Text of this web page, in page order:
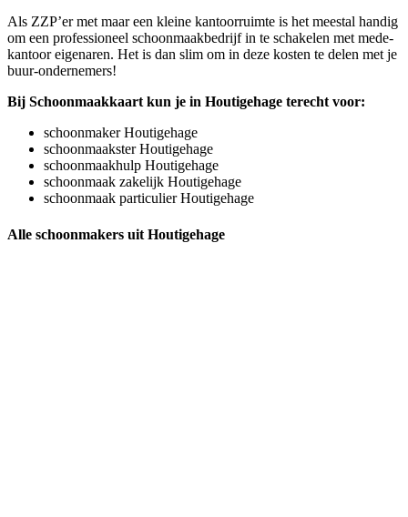
Als ZZP’er met maar een kleine kantoorruimte is het meestal handig
om een professioneel schoonmaakbedrijf in te schakelen met mede-
kantoor eigenaren. Het is dan slim om in deze kosten te delen met je
buur-ondernemers!
Bij Schoonmaakkaart kun je in Houtigehage terecht voor:
schoonmaker Houtigehage
schoonmaakster Houtigehage
schoonmaakhulp Houtigehage
schoonmaak zakelijk Houtigehage
schoonmaak particulier Houtigehage
Alle schoonmakers uit Houtigehage